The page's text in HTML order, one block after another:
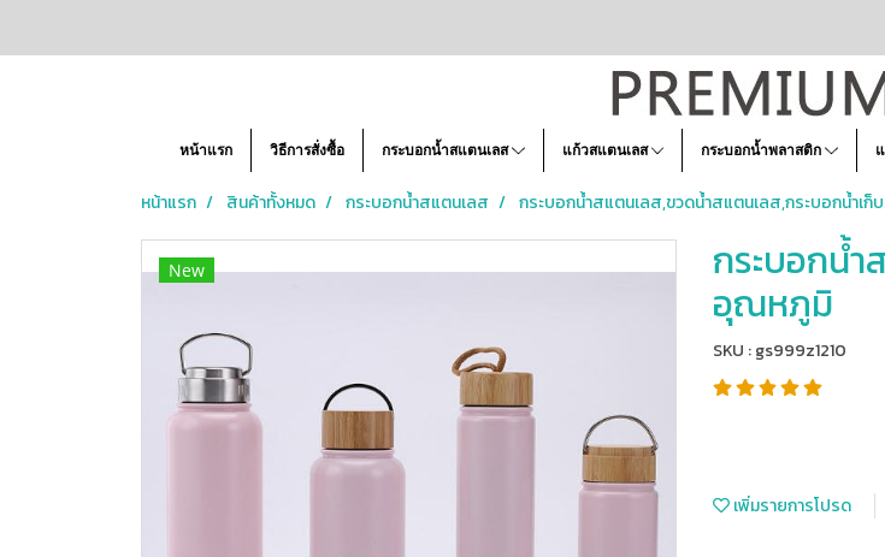
หน้าแรก วิธีการสั่งซื้อ กระบอกน้ำสแตนเลส แก้วสแตนเลส กระบอกน้ำพลาสติก
หน้าแรก สินค้าทั้งหมด กระบอกน้ำสแตนเลส กระบอกน้ำสแตนเลส,ขวดน้ำสแตนเลส,กระบอกน้ำเ
New
กระบอกน้ำ
อุณหภูมิ
SKU : gs999z1210
เพิ่มรายการโปรด